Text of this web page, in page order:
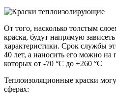
От того, насколько толстым
краска, будут напрямую
характеристики. Срок службы
40 лет, а наносить его можно на
которых от -70 °C до +260 °C
Теплоизоляционные краски
сферах: